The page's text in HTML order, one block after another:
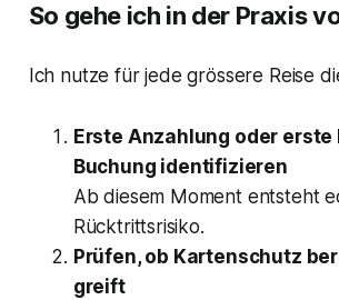
So gehe ich in der Praxis
Ich nutze für jede grössere Reise
Erste Anzahlung oder erste
Buchung identifizieren
Ab diesem Moment entsteht
Rücktrittsrisiko.
Prüfen, ob Kartenschutz
greift